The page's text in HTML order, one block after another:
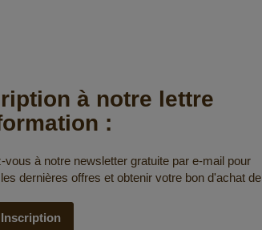
à notre lettre
:
vous à notre newsletter gratuite par e-mail pour
dernières offres et obtenir votre bon d'achat de
Inscription